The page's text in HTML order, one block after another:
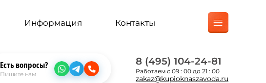
Информация Контакты
Есть вопросы?
Пишите нам
8 (495) 104-24-81
Работаем с 09 : 00 до 21 : 00
zakaz@kupioknaszavoda.ru